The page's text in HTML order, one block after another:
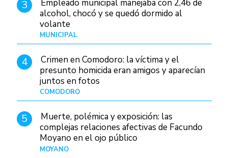
3
Empleado municipal manejaba con 2,46 de
alcohol, chocó y se quedó dormido al
volante
MUNICIPAL
4
Crimen en Comodoro: la víctima y el
presunto homicida eran amigos y aparecían
juntos en fotos
COMODORO
5
Muerte, polémica y exposición: las
complejas relaciones afectivas de Facundo
Moyano en el ojo público
MOYANO